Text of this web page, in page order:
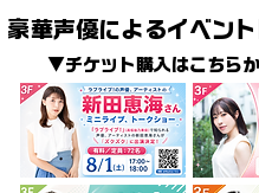
豪華声優によるイベント
▼チケット購入はこちら